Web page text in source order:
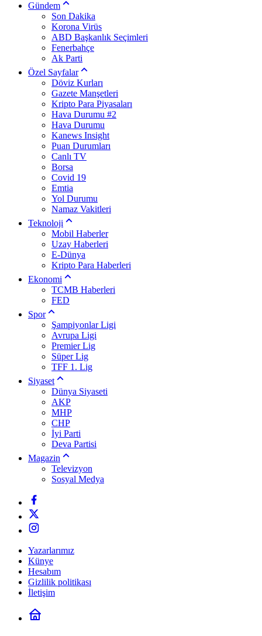
Gündem
Son Dakika
Korona Virüs
ABD Başkanlık Seçimleri
Fenerbahçe
Ak Parti
Özel Sayfalar
Döviz Kurları
Gazete Manşetleri
Kripto Para Piyasaları
Hava Durumu #2
Hava Durumu
Kanews Insight
Puan Durumları
Canlı TV
Borsa
Covid 19
Emtia
Yol Durumu
Namaz Vakitleri
Teknoloji
Mobil Haberler
Uzay Haberleri
E-Dünya
Kripto Para Haberleri
Ekonomi
TCMB Haberleri
FED
Spor
Şampiyonlar Ligi
Avrupa Ligi
Premier Lig
Süper Lig
TFF 1. Lig
Siyaset
Dünya Siyaseti
AKP
MHP
CHP
İyi Parti
Deva Partisi
Magazin
Televizyon
Sosyal Medya
Yazarlarımız
Künye
Hesabım
Gizlilik politikası
İletişim